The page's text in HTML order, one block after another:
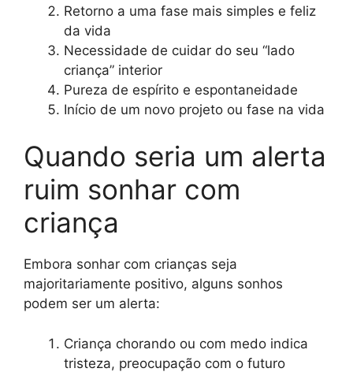
Retorno a uma fase mais simples e feliz
da vida
Necessidade de cuidar do seu “lado
criança” interior
Pureza de espírito e espontaneidade
Início de um novo projeto ou fase na vida
Quando seria um alerta
ruim sonhar com
criança
Embora sonhar com crianças seja
majoritariamente positivo, alguns sonhos
podem ser um alerta:
Criança chorando ou com medo indica
tristeza, preocupação com o futuro